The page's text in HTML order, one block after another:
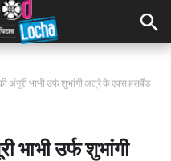
अंगूरी भाभी उर्फ शुभांगी अत्रे के एक्स हसबैंड
भाभी उर्फ शुभांगी